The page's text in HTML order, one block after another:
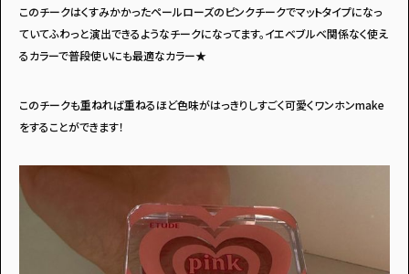
このチークはくすみかかったペールローズのピンクチークでマットタイプになっ
ていてふわっと演出できるようなチークになってます。イエベブルベ関係なく使え
るカラーで普段使いにも最適なカラー★
このチークも重ねれば重ねるほど色味がはっきりしすごく可愛くワンホンmake
をすることができます！